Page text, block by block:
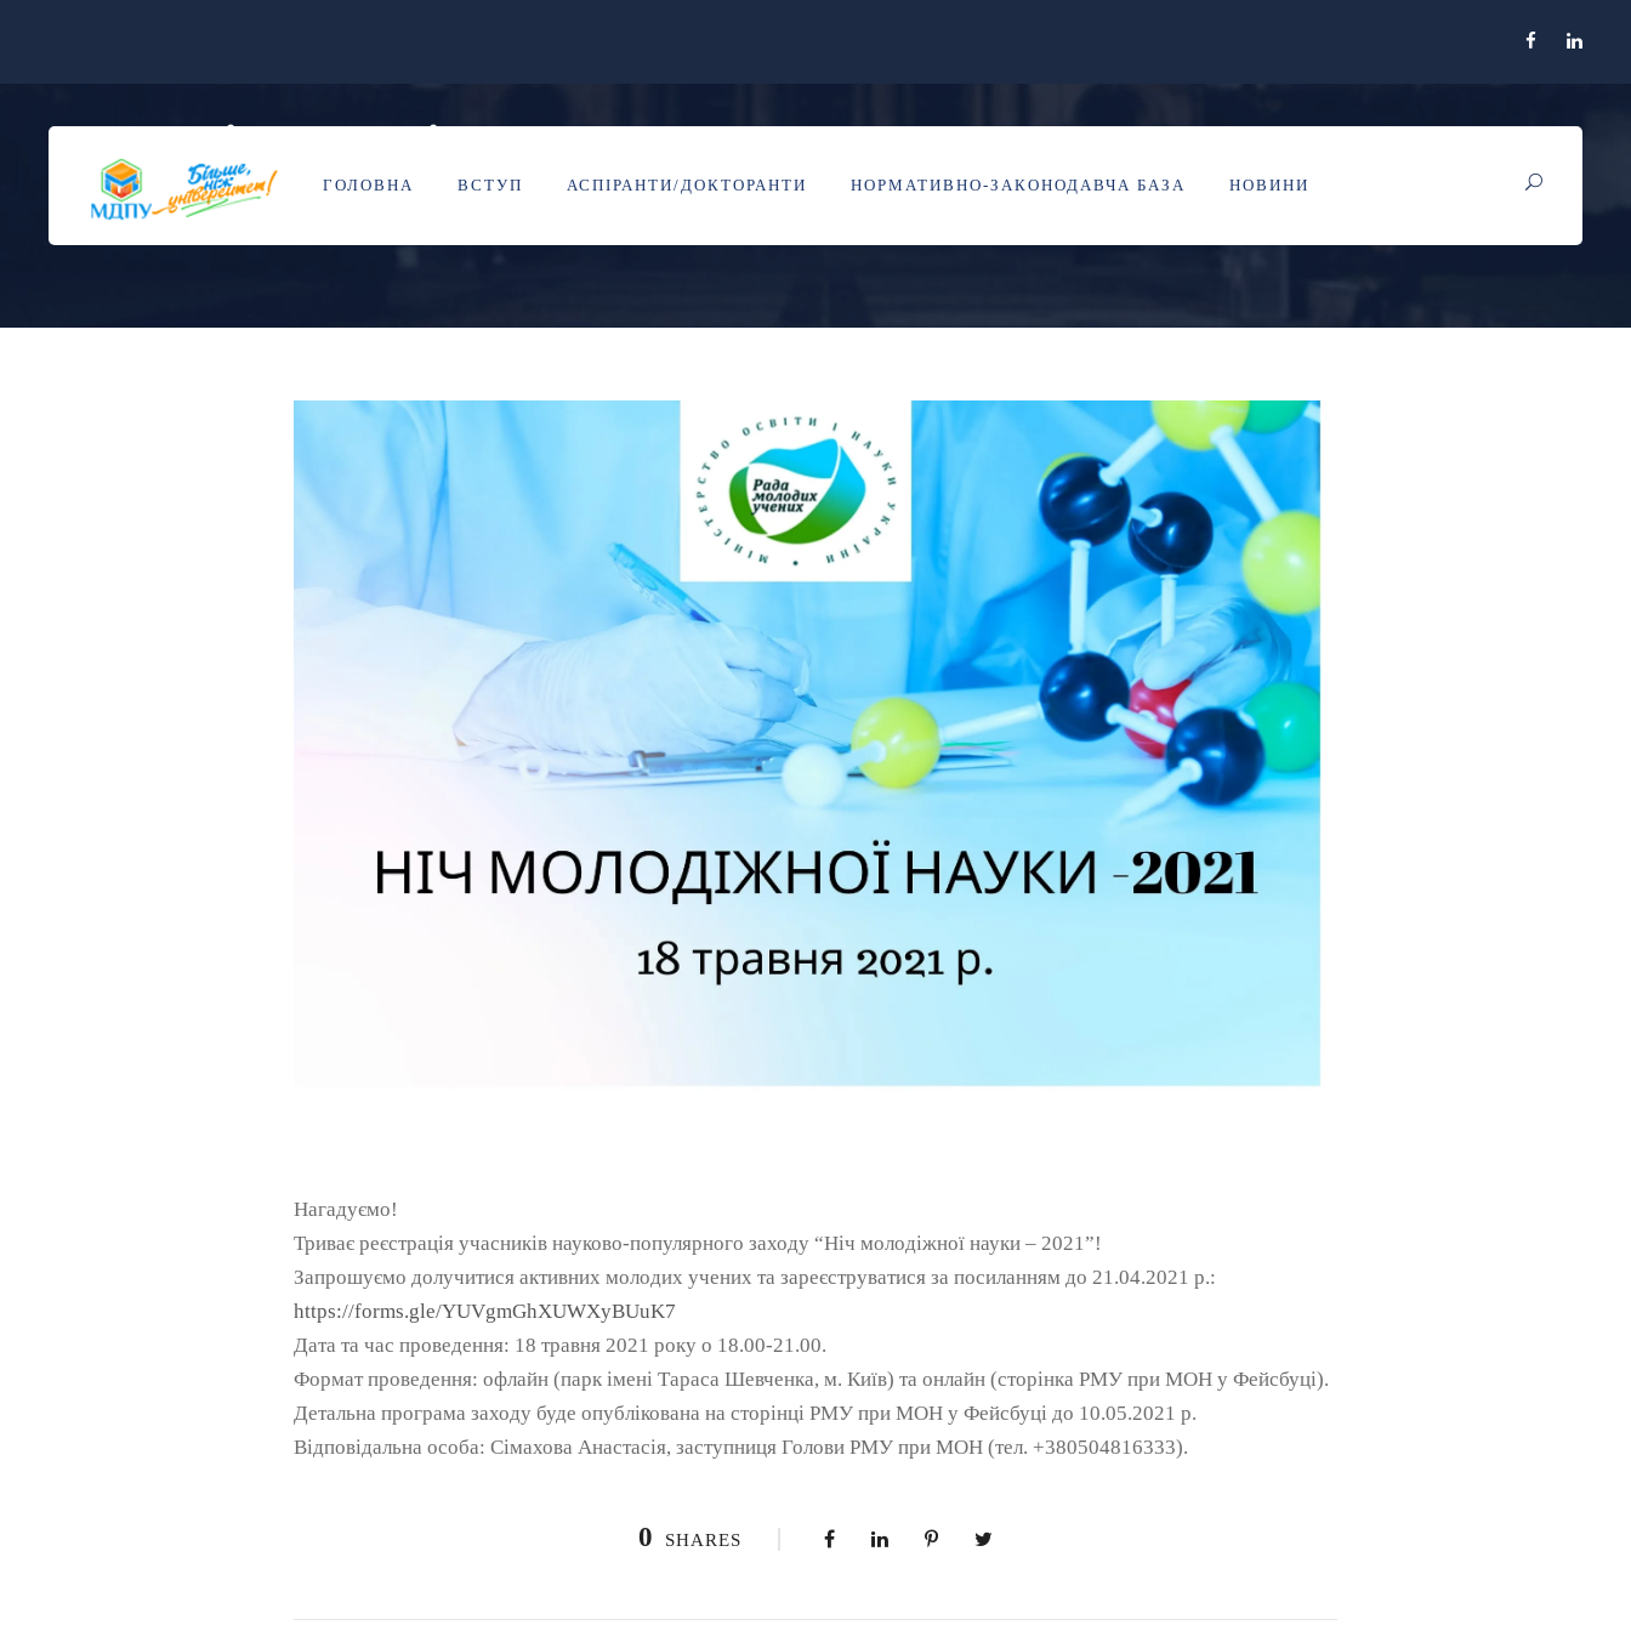
ГОЛОВНА ВСТУП АСПІРАНТИ/ДОКТОРАНТИ НОРМАТИВНО-ЗАКОНОДАВЧА БАЗА НОВИНИ
06 “Ніч молодіжної науки – 2021”
BY KIRILUK
Нагадуємо!
Триває реєстрація учасників науково-популярного заходу “Ніч молодіжної науки – 2021”!
Запрошуємо долучитися активних молодих учених та зареєструватися за посиланням до 21.04.2021 р.:
https://forms.gle/YUVgmGhXUWXyBUuK7
Дата та час проведення: 18 травня 2021 року о 18.00-21.00.
Формат проведення: офлайн (парк імені Тараса Шевченка, м. Київ) та онлайн (сторінка РМУ при МОН у Фейсбуці).
Детальна програма заходу буде опублікована на сторінці РМУ при МОН у Фейсбуці до 10.05.2021 р.
Відповідальна особа: Сімахова Анастасія, заступниця Голови РМУ при МОН (тел. +380504816333).
0 SHARES